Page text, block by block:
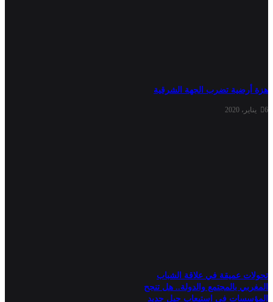
هزة أرضية تضرب الجهة الشرقية
6 يناير، 2020
تحولات عميقة في علاقة الشباب
المغربي بالمجتمع والدولة.. هل تنجح
المؤسسات في استيعاب جيل جديد